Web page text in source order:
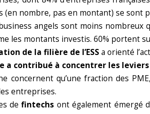
(en nombre, pas en montant) se sont
angels sont moins nombreux
les montants investis. 60% portent
de la filière de l’ESSa orienté
a contribué à concentrer les
concernent qu’une fraction des PME,
entreprises.
defintechs ont également émergé